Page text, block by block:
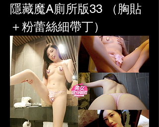
隱藏魔A廁所版33 （胸貼
＋粉蕾絲細帶丁）